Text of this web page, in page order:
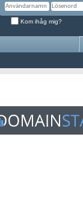
Kom ihåg mig?